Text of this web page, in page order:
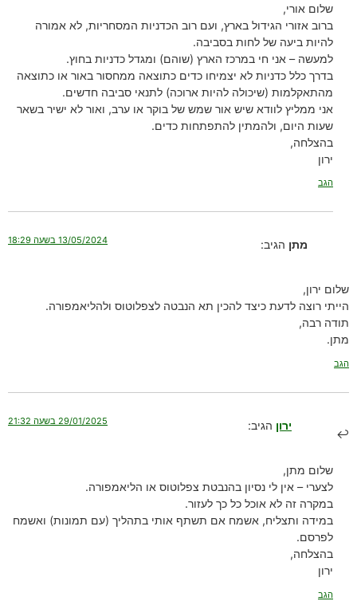
שלום אורי,
ברוב אזורי הגידול בארץ, ועם רוב הכדניות המסחריות, לא אמורה
להיות ביעה של לחות בסביבה.
למעשה – אני חי במרכז הארץ (שוהם) ומגדל כדניות בחוץ.
בדרך כלל כדניות לא יצמיחו כדים כתוצאה ממחסור באור או כתוצאה
מהתאקלמות (שיכולה להיות ארוכה) לתנאי סביבה חדשים.
אני ממליץ לוודא שיש אור שמש של בוקר או ערב, ואור לא ישיר בשאר
שעות היום, ולהמתין להתפתחות כדים.
בהצלחה,
ירון
הגב
מתן הגיב: 13/05/2024 בשעה 18:29
שלום ירון,
הייתי רוצה לדעת כיצד להכין תא הנבטה לצפלוטוס ולהליאמפורה.
תודה רבה,
מתן.
הגב
ירון הגיב: 29/01/2025 בשעה 21:32
שלום מתן,
לצערי – אין לי נסיון בהנבטת צפלוטוס או הליאמפורה.
במקרה זה לא אוכל כל כך לעזור.
במידה ותצליח, אשמח אם תשתף אותי בתהליך (עם תמונות) ואשמח
לפרסם.
בהצלחה,
ירון
הגב